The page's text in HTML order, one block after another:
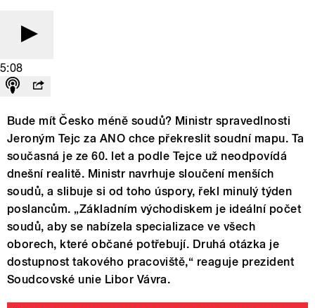
5:08
Bude mít Česko méně soudů? Ministr spravedlnosti
Jeroným Tejc za ANO chce překreslit soudní mapu. Ta
současná je ze 60. let a podle Tejce už neodpovídá
dnešní realitě. Ministr navrhuje sloučení menších
soudů, a slibuje si od toho úspory, řekl minulý týden
poslancům. „Základním východiskem je ideální počet
soudů, aby se nabízela specializace ve všech
oborech, které občané potřebují. Druhá otázka je
dostupnost takového pracoviště,“ reaguje prezident
Soudcovské unie Libor Vávra.